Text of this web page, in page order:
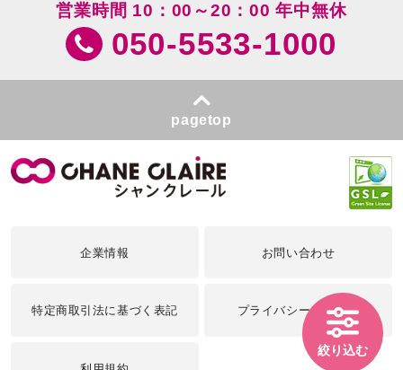
絞り込む
営業時間 10：00～20：00 年中無休
050-5533-1000
pagetop
企業情報 お問い合わせ
特定商取引法に基づく表記 プライバシーポリシー